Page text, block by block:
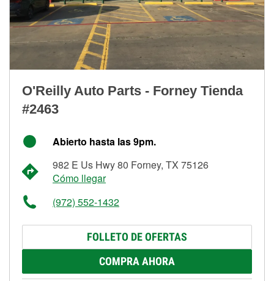
O'Reilly Auto Parts - Forney Tienda
#2463
Abierto hasta las 9pm.
982 E Us Hwy 80 Forney, TX 75126
Cómo llegar
(972) 552-1432
FOLLETO DE OFERTAS
COMPRA AHORA